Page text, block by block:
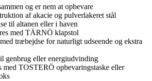
og er nem at opbevare
af akacie og pulverlakeret stål
til altanen eller i haven
med TÄRNÖ klapstol
træbejdse for naturligt udseende og ekstra
genbrug eller energiudvinding
med TOSTERÖ opbevaringstaske eller